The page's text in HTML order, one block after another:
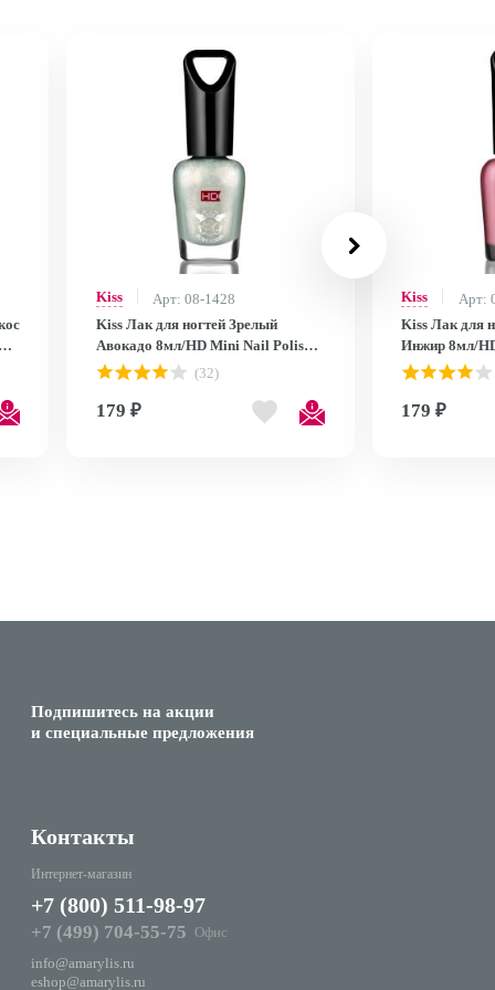
Kiss
Арт: 08-1428
Kiss Лак для ногтей Зрелый
Авокадо 8мл/HD Mini Nail Polish
MNP25
(32)
179 ₽
Kiss
Арт:
Kiss Лак для
Инжир 8мл/
MNP24
179 ₽
Подпишитесь на акции
и специальные предложения
Контакты
Интернет-магазин
+7 (800) 511-98-97
+7 (499) 704-55-75 Офис
info@amarylis.ru
eshop@amarylis.ru